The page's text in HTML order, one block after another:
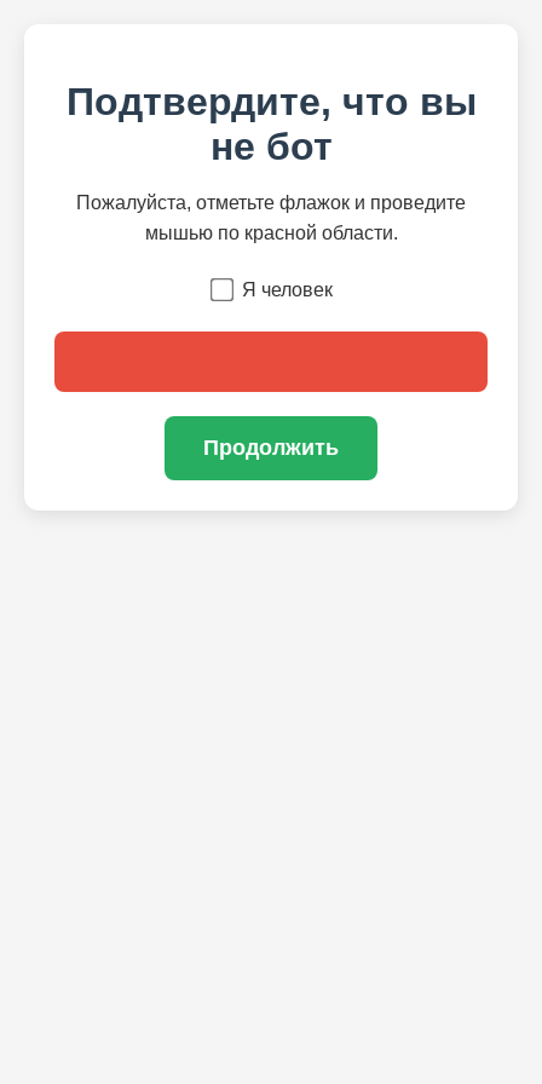
Подтвердите, что вы
не бот
Пожалуйста, отметьте флажок и проведите
мышью по красной области.
Я человек
Продолжить